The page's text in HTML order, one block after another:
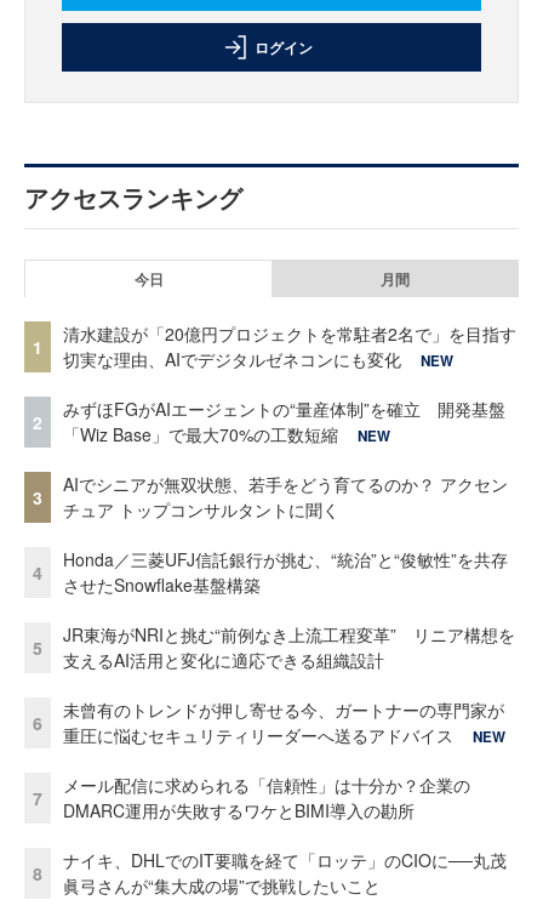
ログイン
アクセスランキング
今日 月間
1
清水建設が「20億円プロジェクトを常駐者2名で」を目指す
切実な理由、AIでデジタルゼネコンにも変化
NEW
2
みずほFGがAIエージェントの“量産体制”を確立 開発基盤
「Wiz Base」で最大70%の工数短縮
NEW
3
AIでシニアが無双状態、若手をどう育てるのか？ アクセン
チュア トップコンサルタントに聞く
4
Honda／三菱UFJ信託銀行が挑む、“統治”と“俊敏性”を共存
させたSnowflake基盤構築
5
JR東海がNRIと挑む“前例なき上流工程変革” リニア構想を
支えるAI活用と変化に適応できる組織設計
6
未曾有のトレンドが押し寄せる今、ガートナーの専門家が
重圧に悩むセキュリティリーダーへ送るアドバイス
NEW
7
メール配信に求められる「信頼性」は十分か？企業の
DMARC運用が失敗するワケとBIMI導入の勘所
8
ナイキ、DHLでのIT要職を経て「ロッテ」のCIOに──丸茂
眞弓さんが“集大成の場”で挑戦したいこと